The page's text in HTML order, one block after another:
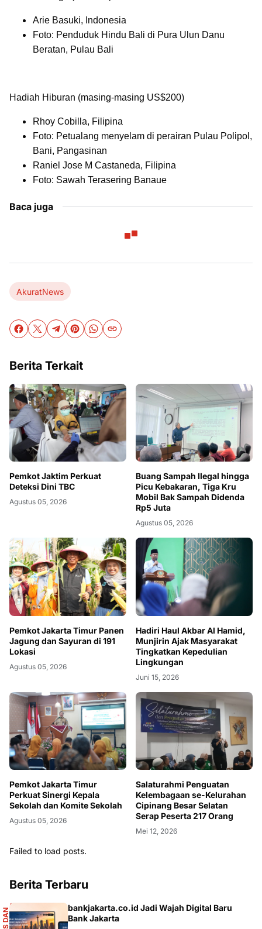
Arie Basuki, Indonesia
Foto: Penduduk Hindu Bali di Pura Ulun Danu
Beratan, Pulau Bali
Hadiah Hiburan (masing-masing US$200)
Rhoy Cobilla, Filipina
Foto: Petualang menyelam di perairan Pulau Polipol,
Bani, Pangasinan
Raniel Jose M Castaneda, Filipina
Foto: Sawah Terasering Banaue
Baca juga
AkuratNews
Berita Terkait
Pemkot Jaktim Perkuat
Deteksi Dini TBC
Agustus 05, 2026
Buang Sampah Ilegal hingga
Picu Kebakaran, Tiga Kru
Mobil Bak Sampah Didenda
Rp5 Juta
Agustus 05, 2026
Pemkot Jakarta Timur Panen
Jagung dan Sayuran di 191
Lokasi
Agustus 05, 2026
Hadiri Haul Akbar Al Hamid,
Munjirin Ajak Masyarakat
Tingkatkan Kepedulian
Lingkungan
Juni 15, 2026
Pemkot Jakarta Timur
Perkuat Sinergi Kepala
Sekolah dan Komite Sekolah
Agustus 05, 2026
Salaturahmi Penguatan
Kelembagaan se-Kelurahan
Cipinang Besar Selatan
Serap Peserta 217 Orang
Mei 12, 2026
Failed to load posts.
Berita Terbaru
bankjakarta.co.id Jadi Wajah Digital Baru
Bank Jakarta